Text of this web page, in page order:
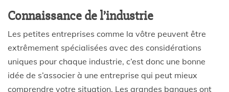
Connaissance de l’industrie
Les petites entreprises comme la vôtre peuvent être
extrêmement spécialisées avec des considérations
uniques pour chaque industrie, c’est donc une bonne
idée de s’associer à une entreprise qui peut mieux
comprendre votre situation. Les grandes banques ont